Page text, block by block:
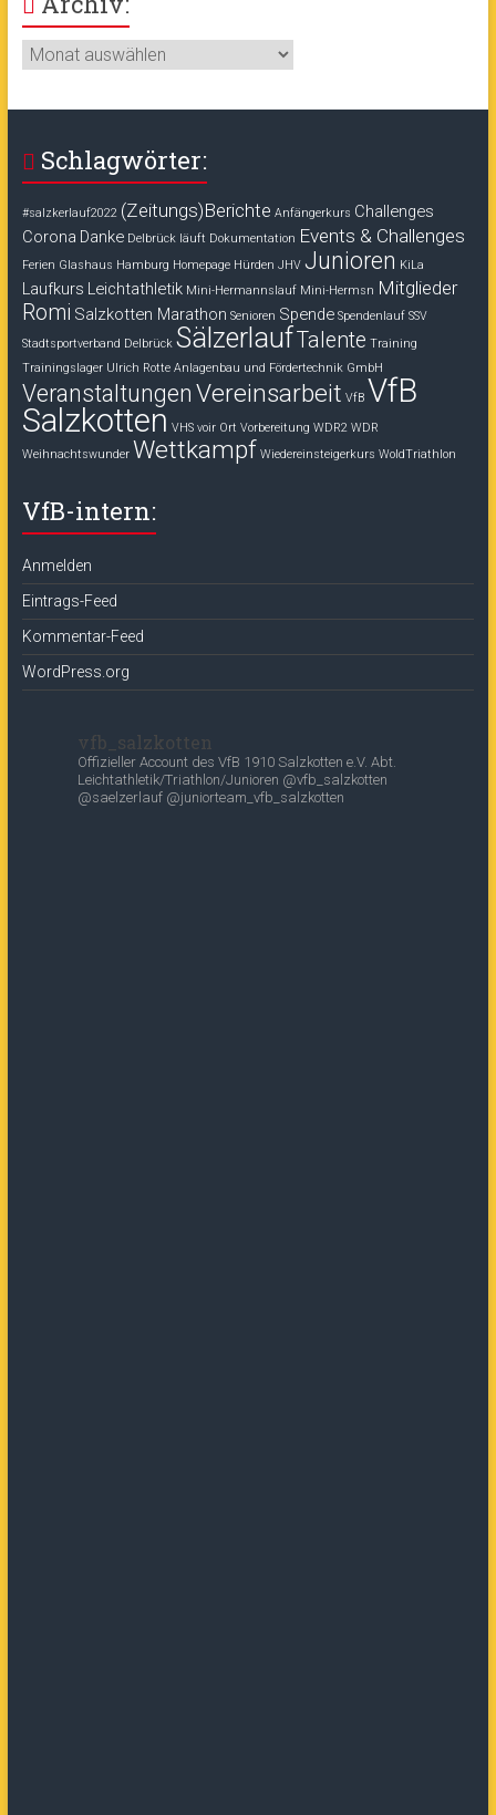
Archiv:
Schlagwörter:
#salzkerlauf2022 (Zeitungs)Berichte Anfängerkurs Challenges
Corona Danke Delbrück läuft Dokumentation Events & Challenges
Ferien Glashaus Hamburg Homepage Hürden JHV Junioren KiLa
Laufkurs Leichtathletik Mini-Hermannslauf Mini-Hermsn Mitglieder
Romi Salzkotten Marathon Senioren Spende Spendenlauf SSV
Stadtsportverband Delbrück SälzerlaufTalente Training
Trainingslager Ulrich Rotte Anlagenbau und Fördertechnik GmbH
Veranstaltungen Vereinsarbeit VfB VfB
Salzkotten VHS voir Ort Vorbereitung WDR2 WDR
Weihnachtswunder Wettkampf Wiedereinsteigerkurs WoldTriathlon
VfB-intern:
Anmelden
Eintrags-Feed
Kommentar-Feed
WordPress.org
vfb_salzkotten
Offizieller Account des VfB 1910 Salzkotten e.V. Abt.
Leichtathletik/Triathlon/Junioren @vfb_salzkotten
@saelzerlauf @juniorteam_vfb_salzkotten